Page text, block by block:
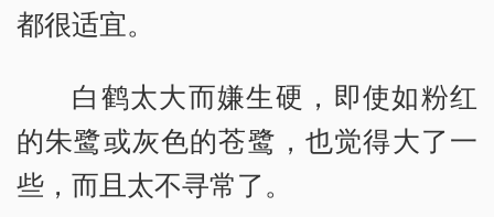
都很适宜。
白鹤太大而嫌生硬，即使如粉红
的朱鹭或灰色的苍鹭，也觉得大了一
些，而且太不寻常了。